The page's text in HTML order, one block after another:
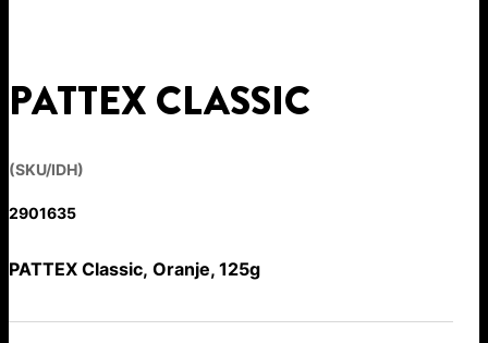
PATTEX CLASSIC
(SKU/IDH)
2901635
PATTEX Classic, Oranje, 125g